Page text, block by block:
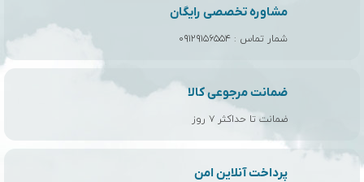
مشاوره تخصصی رایگان
شمار تماس : ۰۹۱۲۹۱۵۶۵۵۴
ضمانت مرجوعی کالا
ضمانت تا حداکثر ۷ روز
پرداخت آنلاین امن